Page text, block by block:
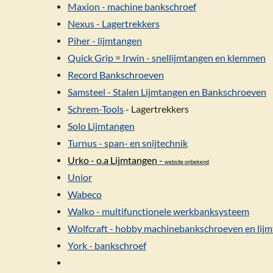
Maxion - machine bankschroef
Nexus - Lagertrekkers
Piher - lijmtangen
Quick Grip = Irwin - snellijmtangen en klemmen
Record Bankschroeven
Samsteel - Stalen Lijmtangen en Bankschroeven
Schrem-Tools- Lagertrekkers
Solo Lijmtangen
Turnus - span- en snijtechnik
Urko - o.a Lijmtangen - website onbekend
Unior
Wabeco
Walko - multifunctionele werkbanksysteem
Wolfcraft - hobby machinebankschroeven en
York - bankschroef